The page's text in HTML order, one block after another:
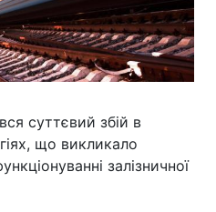
суттєвий збій в
що викликало
залізничної